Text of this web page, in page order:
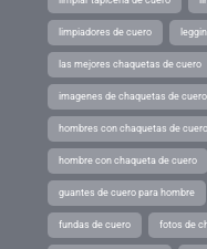
limpiadores de cuero
las mejores chaquetas de cuero
imagenes de chaquetas de
hombres con chaquetas de cuero
hombre con chaqueta de cuero
guantes de cuero para hombre
fundas de cuero fotos de